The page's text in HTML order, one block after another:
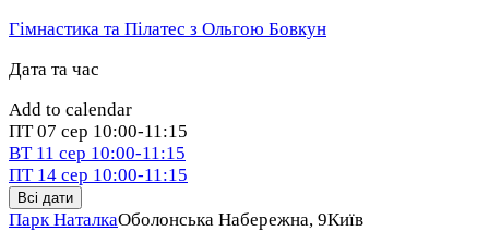
Гімнастика та Пілатес з Ольгою Бовкун
Дата та час
Add to calendar
ПТ 07 сер 10:00-11:15
ВТ 11 сер 10:00-11:15
ПТ 14 сер 10:00-11:15
Всі дати
Парк НаталкаОболонська Набережна, 9Київ